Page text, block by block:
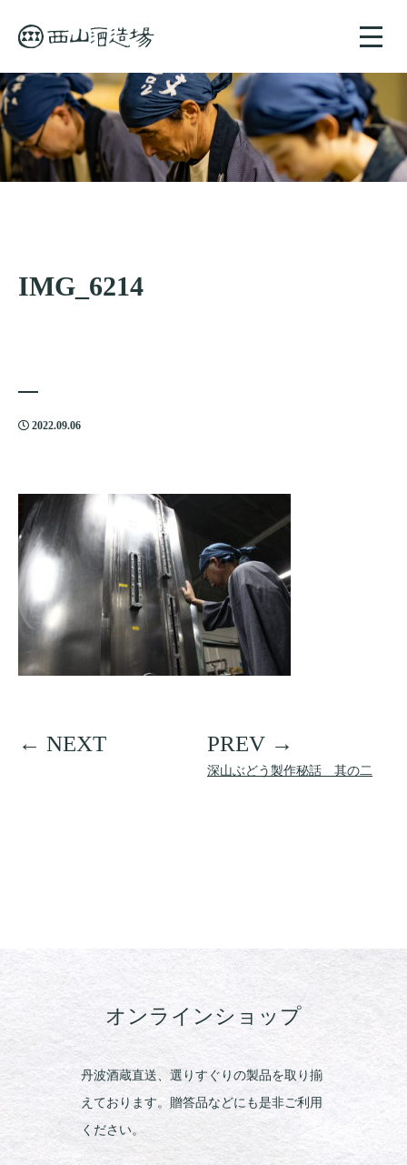
toggle
IMG_6214
2022.09.06
深山ぶどう製作秘話 其の二
オンラインショップ
丹波酒蔵直送、選りすぐりの製品を取り揃
えております。贈答品などにも是非ご利用
ください。